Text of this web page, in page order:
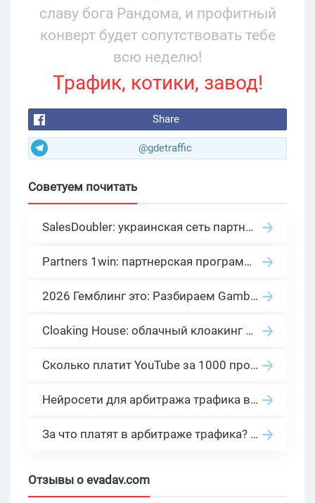
славу бога Рандома, и профитный
конверт будет сопутствовать тебе
всю неделю!
Трафик, котики, завод!
Share
@gdetraffic
Советуем почитать
SalesDoubler: украинская сеть партнерских программ с оплатой за действие
Partners 1win: партнерская программа казино в нише гемблинг арбитраж
2026 Гемблинг это: Разбираем Gambling вертикаль, и все что связано с гемблинг и беттинг офферами
Cloaking House: облачный клоакинг для фильтрации ботов FB и Google Ads — гайд PHP-интеграции 2026
Сколько платит YouTube за 1000 просмотров в 2026: реальные цифры от 0.5 до 36 USD по ГЕО
Нейросети для арбитража трафика в 2026: инструменты, кейсы и AI-медиабайеры
За что платят в арбитраже трафика? 30 моделей оплаты в бурж и СНГ партнерках
Отзывы о evadav.com